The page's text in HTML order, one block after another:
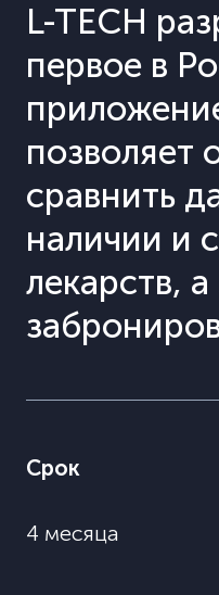
L-TECH
первое в
позволяет
сравнить
наличии и
лекарств,
Срок
4 месяца